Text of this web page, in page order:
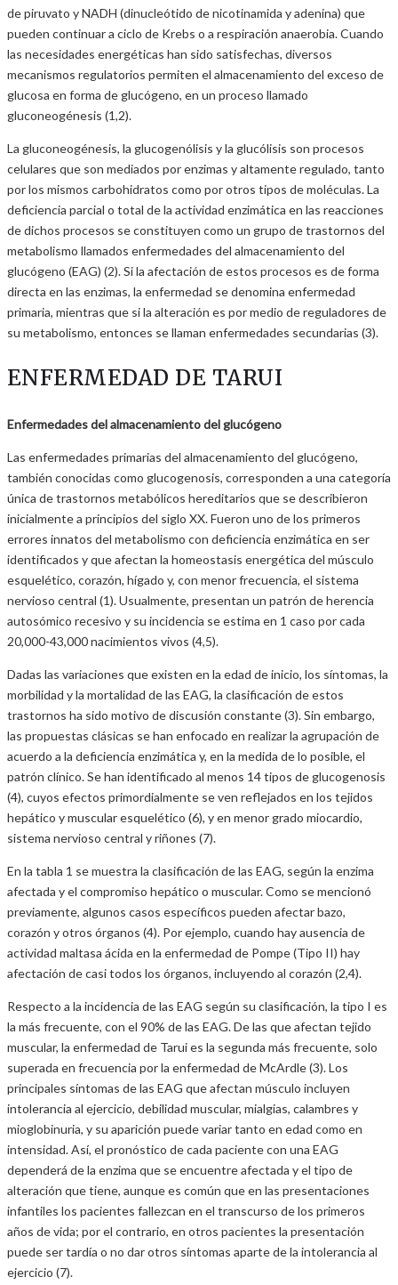
de piruvato y NADH (dinucleótido de nicotinamida y adenina) que
pueden continuar a ciclo de Krebs o a respiración anaerobia. Cuando
las necesidades energéticas han sido satisfechas, diversos
mecanismos regulatorios permiten el almacenamiento del exceso de
glucosa en forma de glucógeno, en un proceso llamado
gluconeogénesis (1,2).
La gluconeogénesis, la glucogenólisis y la glucólisis son procesos
celulares que son mediados por enzimas y altamente regulado, tanto
por los mismos carbohidratos como por otros tipos de moléculas. La
deficiencia parcial o total de la actividad enzimática en las reacciones
de dichos procesos se constituyen como un grupo de trastornos del
metabolismo llamados enfermedades del almacenamiento del
glucógeno (EAG) (2). Si la afectación de estos procesos es de forma
directa en las enzimas, la enfermedad se denomina enfermedad
primaria, mientras que si la alteración es por medio de reguladores de
su metabolismo, entonces se llaman enfermedades secundarias (3).
ENFERMEDAD DE TARUI
Enfermedades del almacenamiento del glucógeno
Las enfermedades primarias del almacenamiento del glucógeno,
también conocidas como glucogenosis, corresponden a una categoría
única de trastornos metabólicos hereditarios que se describieron
inicialmente a principios del siglo XX. Fueron uno de los primeros
errores innatos del metabolismo con deficiencia enzimática en ser
identificados y que afectan la homeostasis energética del músculo
esquelético, corazón, hígado y, con menor frecuencia, el sistema
nervioso central (1). Usualmente, presentan un patrón de herencia
autosómico recesivo y su incidencia se estima en 1 caso por cada
20,000-43,000 nacimientos vivos (4,5).
Dadas las variaciones que existen en la edad de inicio, los síntomas, la
morbilidad y la mortalidad de las EAG, la clasificación de estos
trastornos ha sido motivo de discusión constante (3). Sin embargo,
las propuestas clásicas se han enfocado en realizar la agrupación de
acuerdo a la deficiencia enzimática y, en la medida de lo posible, el
patrón clínico. Se han identificado al menos 14 tipos de glucogenosis
(4), cuyos efectos primordialmente se ven reflejados en los tejidos
hepático y muscular esquelético (6), y en menor grado miocardio,
sistema nervioso central y riñones (7).
En la tabla 1 se muestra la clasificación de las EAG, según la enzima
afectada y el compromiso hepático o muscular. Como se mencionó
previamente, algunos casos específicos pueden afectar bazo,
corazón y otros órganos (4). Por ejemplo, cuando hay ausencia de
actividad maltasa ácida en la enfermedad de Pompe (Tipo II) hay
afectación de casi todos los órganos, incluyendo al corazón (2,4).
Respecto a la incidencia de las EAG según su clasificación, la tipo I es
la más frecuente, con el 90% de las EAG. De las que afectan tejido
muscular, la enfermedad de Tarui es la segunda más frecuente, solo
superada en frecuencia por la enfermedad de McArdle (3). Los
principales síntomas de las EAG que afectan músculo incluyen
intolerancia al ejercicio, debilidad muscular, mialgias, calambres y
mioglobinuria, y su aparición puede variar tanto en edad como en
intensidad. Así, el pronóstico de cada paciente con una EAG
dependerá de la enzima que se encuentre afectada y el tipo de
alteración que tiene, aunque es común que en las presentaciones
infantiles los pacientes fallezcan en el transcurso de los primeros
años de vida; por el contrario, en otros pacientes la presentación
puede ser tardía o no dar otros síntomas aparte de la intolerancia al
ejercicio (7).